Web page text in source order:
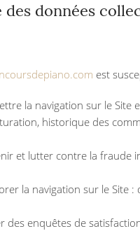
des données
est
la navigation sur le Site
historique des
et lutter contre la fraude
la navigation sur le Site :
des enquêtes de